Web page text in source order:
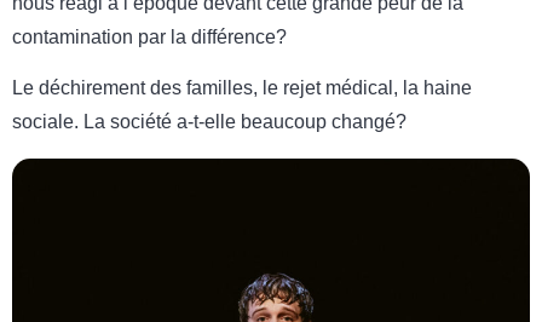
contamination par la différence?
Le déchirement des familles, le rejet médical, la haine
sociale. La société a-t-elle beaucoup changé?